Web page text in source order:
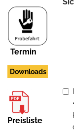
Termin
Downloads
Preisliste